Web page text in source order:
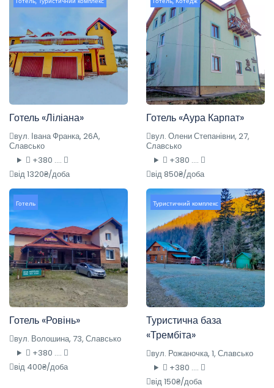
Готель «Ліліана»
вул. Івана Франка, 26А,
Славсько
+380 ....
від 1320₴/доба
Готель «Аура Карпат»
вул. Олени Степанівни, 27,
Славсько
+380 ....
від 850₴/доба
Готель
Готель «Ровінь»
вул. Волошина, 73, Славсько
+380 ....
від 400₴/доба
Туристичний комплекс
Туристична база
«Трембіта»
вул. Рожаночка, 1, Славсько
+380 ....
від 150₴/доба